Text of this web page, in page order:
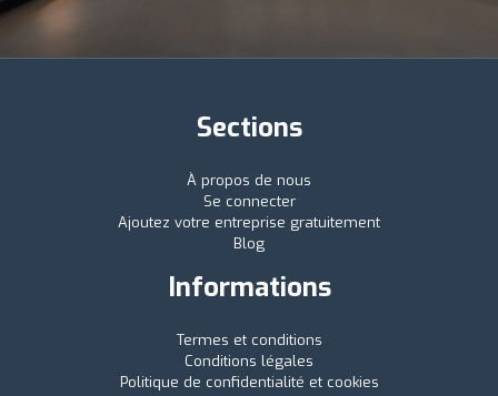
Sections
À propos de nous
Se connecter
Ajoutez votre entreprise gratuitement
Blog
Informations
Termes et conditions
Conditions légales
Politique de confidentialité et cookies